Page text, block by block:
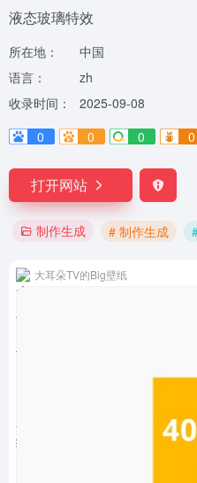
液态玻璃特效
所在地：
中国
语言：
zh
收录时间：
2025-09-08
0
0 0 0
打开网站
制作生成 # 制作生成
大耳朵TV的Big壁纸